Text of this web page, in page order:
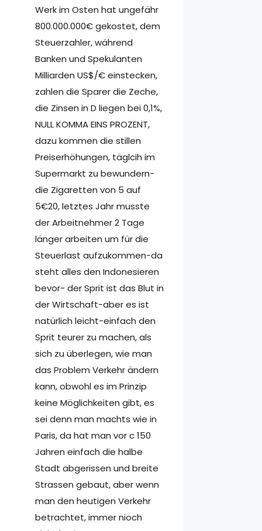
Werk im Osten hat ungefähr
800.000.000€ gekostet, dem
Steuerzahler, während
Banken und Spekulanten
Milliarden US$/€ einstecken,
zahlen die Sparer die Zeche,
die Zinsen in D liegen bei 0,1%,
NULL KOMMA EINS PROZENT,
dazu kommen die stillen
Preiserhöhungen, täglcih im
Supermarkt zu bewundern-
die Zigaretten von 5 auf
5€20, letztes Jahr musste
der Arbeitnehmer 2 Tage
länger arbeiten um für die
Steuerlast aufzukommen-da
steht alles den Indonesieren
bevor- der Sprit ist das Blut in
der Wirtschaft-aber es ist
natürlich leicht-einfach den
Sprit teurer zu machen, als
sich zu überlegen, wie man
das Problem Verkehr ändern
kann, obwohl es im Prinzip
keine Möglichkeiten gibt, es
sei denn man machts wie in
Paris, da hat man vor c 150
Jahren einfach die halbe
Stadt abgerissen und breite
Strassen gebaut, aber wenn
man den heutigen Verkehr
betrachtet, immer nioch